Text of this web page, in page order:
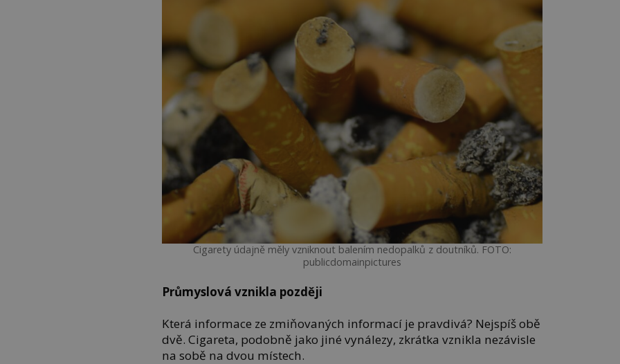
Cigarety údajně měly vzniknout balením nedopalků z doutníků. FOTO:
publicdomainpictures
Průmyslová vznikla později
Která informace ze zmiňovaných informací je pravdivá? Nejspíš obě
dvě. Cigareta, podobně jako jiné vynálezy, zkrátka vznikla nezávisle
na sobě na dvou místech.